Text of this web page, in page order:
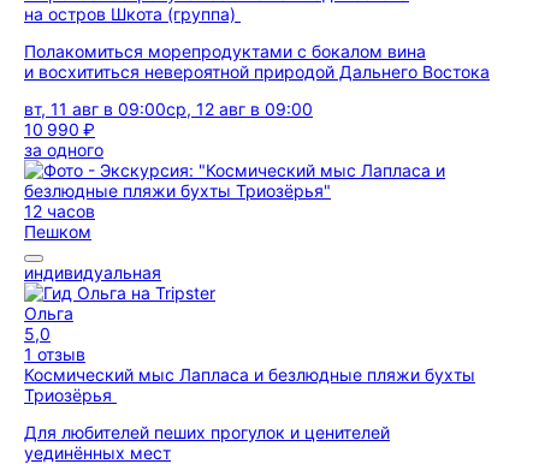
на остров Шкота (группа)
Полакомиться морепродуктами с бокалом вина
и восхититься невероятной природой Дальнего Востока
вт, 11 авг в 09:00ср, 12 авг в 09:00
10 990 ₽
за одного
12 часов
Пешком
индивидуальная
Ольга
5,0
1 отзыв
Космический мыс Лапласа и безлюдные пляжи бухты
Триозёрья
Для любителей пеших прогулок и ценителей
уединённых мест